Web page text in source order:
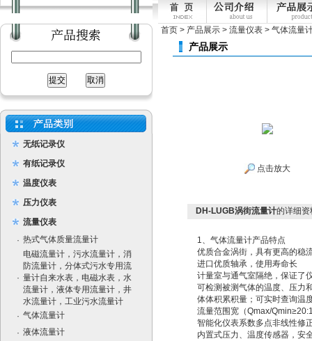
无纸记录仪
有纸记录仪
温度仪表
压力仪表
流量仪表
· 热式气体质量流量计
·
电磁流量计，污水流量计，消
防流量计，分体式污水专用流
量计自来水表，电磁水表，水
流量计，液体专用流量计，井
水流量计，工业污水流量计
· 气体流量计
· 液体流量计
首页 > 产品展示 > 流量仪表 > 气体流量
产品展示
点击放大
DH-LUGB涡街流量计的详细资
1、气体流量计产品特点
优质合金涡街，具有更高的稳
进口优质轴承，使用寿命长
计量室与通气室隔绝，保证了
可检测被测气体的温度、压力
体体积累积量；可实时查询温
流量范围宽（Qmax/
智能化仪表系数多点非线性修
内置式压力、温度传感器，安